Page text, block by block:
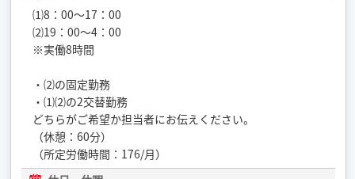
⑴8：00〜17：00
⑵19：00～4：00
※実働8時間
・⑵の固定勤務
・⑴⑵の2交替勤務
どちらがご希望か担当者にお伝えください。
（休憩：60分）
（所定労働時間：176/月）